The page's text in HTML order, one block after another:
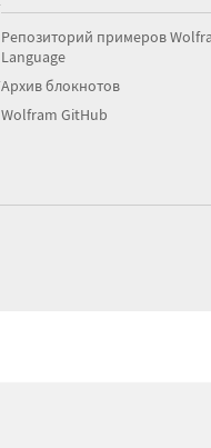
Репозиторий примеров
Language
Архив блокнотов
Wolfram GitHub